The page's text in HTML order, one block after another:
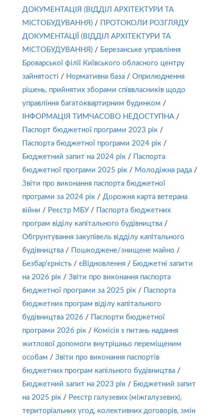
ДОКУМЕНТАЦІЯ (ВІДДІЛ АРХІТЕКТУРИ ТА
МІСТОБУДУВАННЯ) /
ПРОТОКОЛИ РОЗГЛЯДУ
ДОКУМЕНТАЦІЇ (ВІДДІЛ АРХІТЕКТУРИ ТА
МІСТОБУДУВАННЯ) / Березанське управління
Броварської філії Київського обласного центру
зайнятості / Нормативна база / Оприлюднення
рішень, прийнятих зборами співвласників щодо
управління багатоквартирним будинком /
ІНФОРМАЦІЯ ТИМЧАСОВО НЕДОСТУПНА /
Паспорт бюджетної програми 2023 рік /
Паспорта бюджетної програми 2024 рік /
Бюджетний запит на 2024 рік /
Паспорта
бюджетної програми 2025 рік / Молодіжна рада /
Звіти про виконання паспорта бюджетної
програми за 2024 рік / Дорожня карта ветерана
війни / Реєстр МБУ /
Паспорта бюджетних
програм віділу капітального будівництва /
Обгрунтування закупівель відділу капітального
будівництва / Пошкоджене/знищене майно /
Безбар'єрність / єВідновлення / Бюджетні запити
на 2026 рік / Звіти про виконання паспорта
бюджетної програми за 2025 рік /
Паспорта
бюджетних програм віділу капітального
будівництва 2026 /
Паспорти бюджетної
програми 2026 рік / Комісія з питань надання
житлової допомоги внутрішньо переміщеним
особам / Звіти про виконання паспортів
бюджетних програм капільного будівництва /
Бюджетний запит на 2023 рік / Бюджетний запит
на 2025 рік / Реєстр галузевих (міжгалузевих),
територіальних угод, колективних договорів, змін